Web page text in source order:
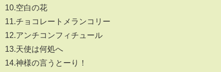
10.空白の花
11.チョコレートメランコリー
12.アンチコンフィチュール
13.天使は何処へ
14.神様の言うとーり！